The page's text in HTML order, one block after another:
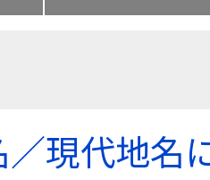
現代地名